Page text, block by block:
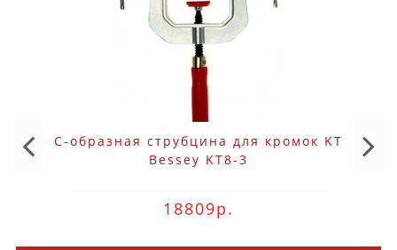
С-образная струбцина для кромок KT
Bessey KT8-3
18809р.